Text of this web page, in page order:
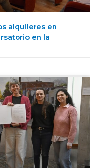
alquileres en
en la